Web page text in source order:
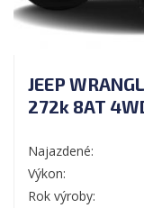
JEEP
272k 8AT
Najazdené:
Výkon:
Rok výroby: